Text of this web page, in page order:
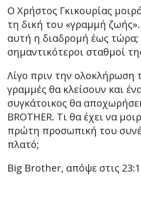
Ο Χρήστος Γκικουρίας
τη δική του «γραμμή
αυτή η διαδρομή έως τώρα;
σημαντικότεροι σταθμοί
Λίγο πριν την ολοκλήρωση
γραμμές θα κλείσουν και
συγκάτοικος θα
BROTHER. Τι θα έχει να
πρώτη προσωπική του
πλατό;
Big Brother, απόψε στις